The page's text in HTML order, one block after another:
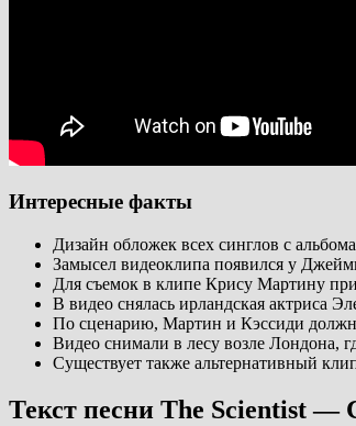
Интересные факты
Дизайн обложек всех синглов с
Замысел видеоклипа появился у
Для съемок в клипе Крису Мартину
В видео снялась ирландская актриса
По сценарию, Мартин и Кэссиди
Видео снимали в лесу возле Лондона,
Существует также альтернативный
Текст песни The Scientist —